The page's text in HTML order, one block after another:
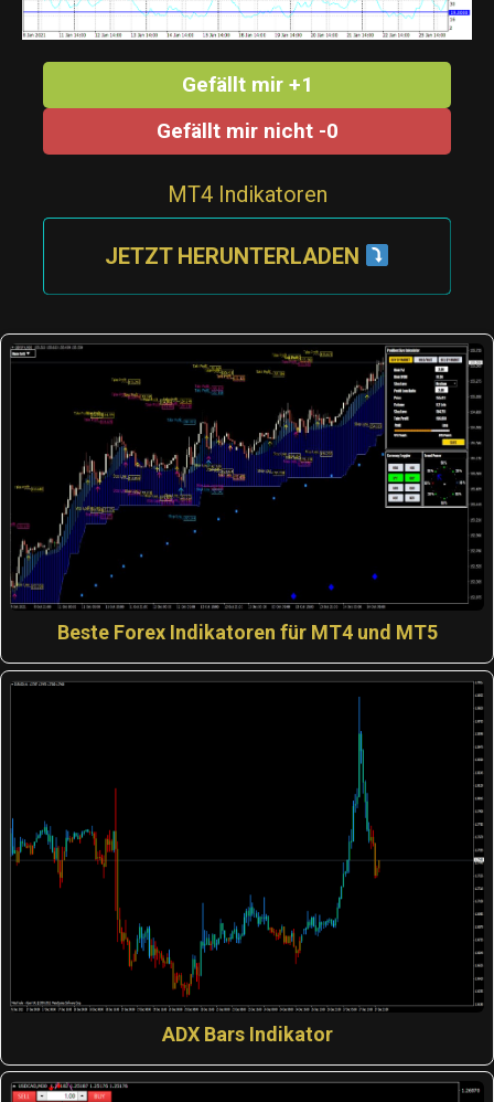
Gefällt mir +1
Gefällt mir nicht -0
MT4 Indikatoren
JETZT HERUNTERLADEN
Beste Forex Indikatoren für MT4 und MT5
ADX Bars Indikator